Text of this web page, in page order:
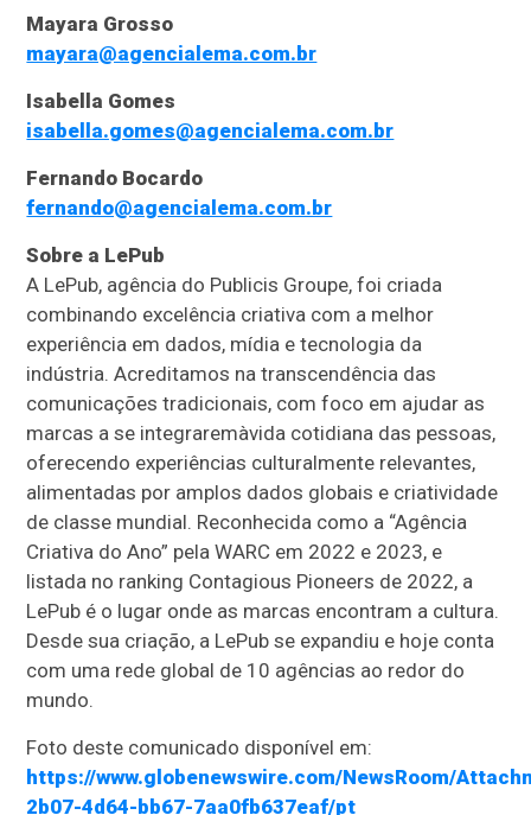
Mayara Grosso
mayara@agencialema.com.br
Isabella Gomes
isabella.gomes@agencialema.com.br
Fernando Bocardo
fernando@agencialema.com.br
Sobre a LePub
A LePub, agência do Publicis Groupe, foi criada
combinando excelência criativa com a melhor
experiência em dados, mídia e tecnologia da
indústria. Acreditamos na transcendência das
comunicações tradicionais, com foco em ajudar as
marcas a se integraremàvida cotidiana das pessoas,
oferecendo experiências culturalmente relevantes,
alimentadas por amplos dados globais e criatividade
de classe mundial. Reconhecida como a “Agência
Criativa do Ano” pela WARC em 2022 e 2023, e
listada no ranking Contagious Pioneers de 2022, a
LePub é o lugar onde as marcas encontram a cultura.
Desde sua criação, a LePub se expandiu e hoje conta
com uma rede global de 10 agências ao redor do
mundo.
Foto deste comunicado disponível em:
https://www.globenewswire.com/NewsRoom/
2b07-4d64-bb67-7aa0fb637eaf/pt